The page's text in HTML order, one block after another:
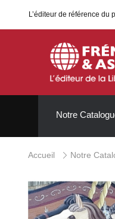
L’éditeur de référence
Notre
Accueil Notre